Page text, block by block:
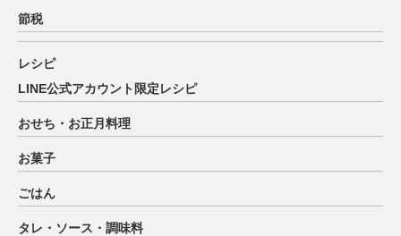
節税
レシピ
LINE公式アカウント限定レシピ
おせち・お正月料理
お菓子
ごはん
タレ・ソース・調味料